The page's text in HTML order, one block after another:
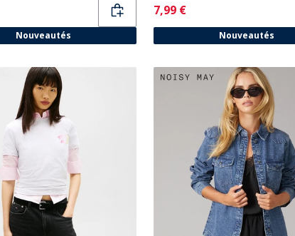
Nouveautés
Current
7,99 €
Nouveautés